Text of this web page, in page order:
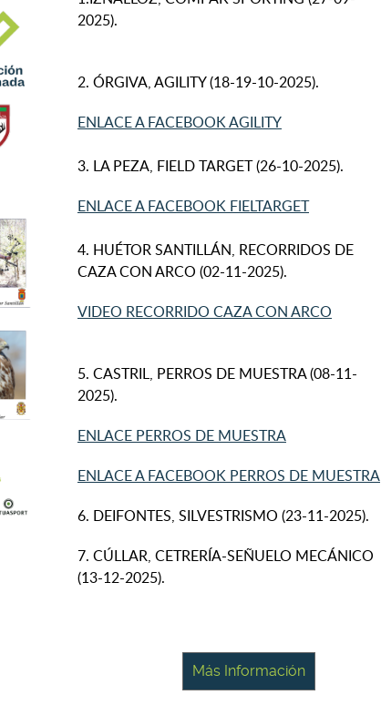
2025).
2. ÓRGIVA, AGILITY (18-19-10-2025).
ENLACE A FACEBOOK AGILITY
3. LA PEZA, FIELD TARGET (26-10-2025).
ENLACE A FACEBOOK FIELTARGET
4. HUÉTOR SANTILLÁN, RECORRIDOS DE
CAZA CON ARCO (02-11-2025).
VIDEO RECORRIDO CAZA CON ARCO
5. CASTRIL, PERROS DE MUESTRA (08-11-
2025).
ENLACE PERROS DE MUESTRA
ENLACE A FACEBOOK PERROS DE MUESTRA
6. DEIFONTES, SILVESTRISMO (23-11-2025).
7. CÚLLAR, CETRERÍA-SEÑUELO MECÁNICO
(13-12-2025).
Más Información